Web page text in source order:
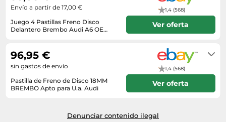
Juego 4 Pastillas Freno Disco
Delantero Brembo Audi A6 OE
1,4 (568)
Envío a partir de 17,00 €
Ver oferta
Pastilla de Freno de Disco 18MM
BREMBO Apto para U.a. Audi
1,4 (568)
96,95 €
sin gastos de envío
Ver oferta
Denunciar contenido ilegal